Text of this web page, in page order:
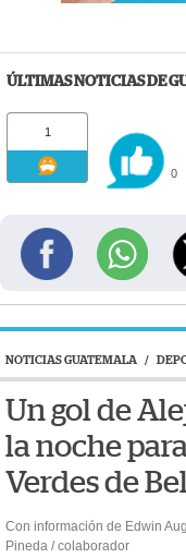
ÚLTIMAS NOTICIAS DE
1
0
NOTICIAS GUATEMALA /
Un gol de
la noche
Verdes de
Con información de Edwin
Pineda / colaborador